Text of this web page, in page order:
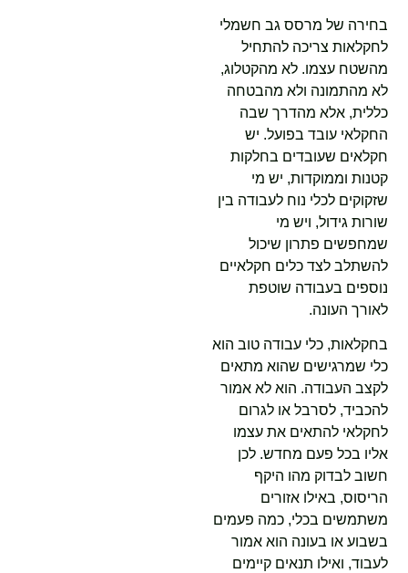
בחירה של מרסס גב חשמלי
לחקלאות צריכה להתחיל
מהשטח עצמו. לא מהקטלוג,
לא מהתמונה ולא מהבטחה
כללית, אלא מהדרך שבה
החקלאי עובד בפועל. יש
חקלאים שעובדים בחלקות
קטנות וממוקדות, יש מי
שזקוקים לכלי נוח לעבודה בין
שורות גידול, ויש מי
שמחפשים פתרון שיכול
להשתלב לצד כלים חקלאיים
נוספים בעבודה שוטפת
לאורך העונה.
בחקלאות, כלי עבודה טוב הוא
כלי שמרגישים שהוא מתאים
לקצב העבודה. הוא לא אמור
להכביד, לסרבל או לגרום
לחקלאי להתאים את עצמו
אליו בכל פעם מחדש. לכן
חשוב לבדוק מהו היקף
הריסוס, באילו אזורים
משתמשים בכלי, כמה פעמים
בשבוע או בעונה הוא אמור
לעבוד, ואילו תנאים קיימים